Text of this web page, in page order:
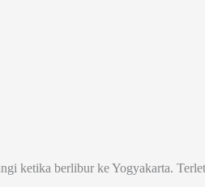
ketika berlibur ke Yogyakarta.